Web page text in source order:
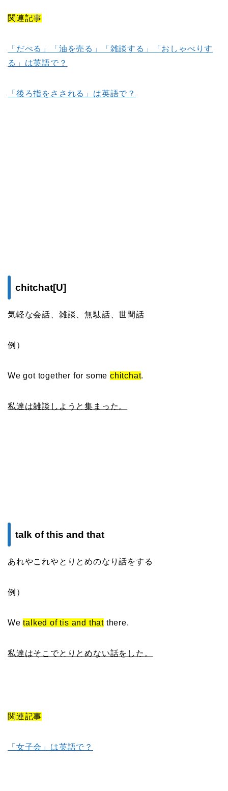
関連記事
「だべる」「油を売る」「雑談する」「おしゃべりす
る」は英語で？
「後ろ指をさされる」は英語で？
chitchat[U]
気軽な会話、雑談、無駄話、世間話
例）
We got together for somechitchat.
私達は雑談しようと集まった。
talk of this and that
あれやこれやとりとめのなり話をする
例）
Wetalked of tis and that there.
私達はそこでとりとめない話をした。
関連記事
「女子会」は英語で？